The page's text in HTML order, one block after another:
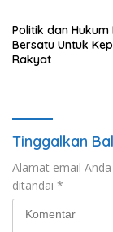
Politik dan Hukum
Bersatu Untuk
Rakyat
Tinggalkan
Alamat email
ditandai *